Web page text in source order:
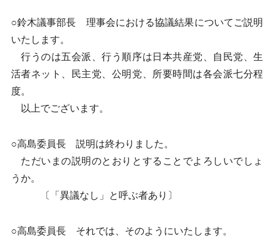
○鈴木議事部長 理事会における協議結果についてご説明
いたします。
行うのは五会派、行う順序は日本共産党、自民党、生
活者ネット、民主党、公明党、所要時間は各会派七分程
度。
以上でございます。
○高島委員長 説明は終わりました。
ただいまの説明のとおりとすることでよろしいでしょ
うか。
〔「異議なし」と呼ぶ者あり〕
○高島委員長 それでは、そのようにいたします。